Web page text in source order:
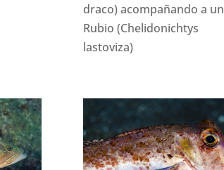
draco) acompañando a un
Rubio (Chelidonichtys
lastoviza)